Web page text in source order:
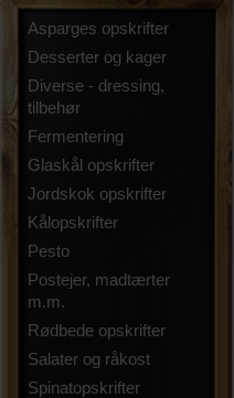
Asparges opskrifter
Desserter og kager
Diverse - dressing,
tilbehør
Fermentering
Glaskål opskrifter
Jordskok opskrifter
Kålopskrifter
Pesto
Postejer, madtærter
m.m.
Rødbede opskrifter
Salater og råkost
Spinatopskrifter